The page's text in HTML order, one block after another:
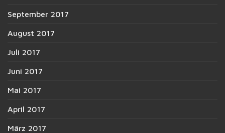
September 2017
August 2017
Juli 2017
Juni 2017
Mai 2017
April 2017
März 2017